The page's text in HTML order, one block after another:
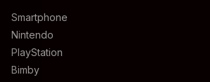
Smartphone
Nintendo
PlayStation
Bimby